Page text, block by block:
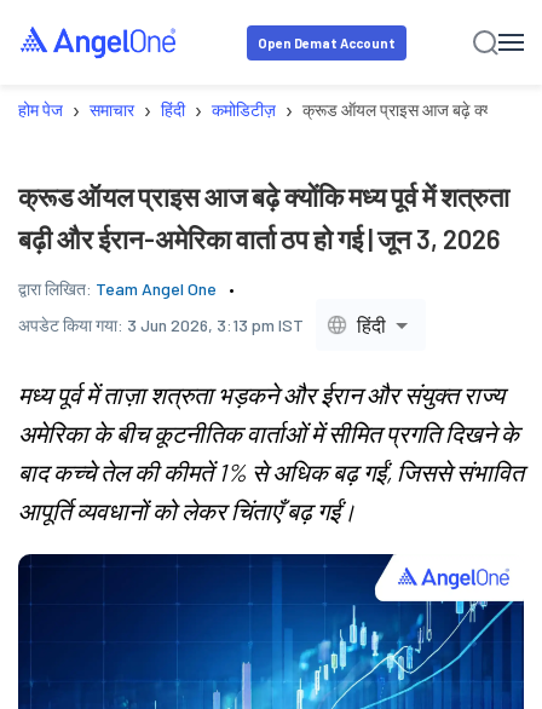
Open Demat Account
होम पेज › समाचार › हिंदी › कमोडिटीज़ › क्रूड ऑयल प्राइस आज बढ़े क्योंकि मध्य
क्रूड ऑयल प्राइस आज बढ़े क्योंकि मध्य पूर्व में शत्रुता
बढ़ी और ईरान-अमेरिका वार्ता ठप हो गई | जून 3, 2026
द्वारा लिखित: Team Angel One
अपडेट किया गया: 3 Jun 2026, 3:13 pm IST हिंदी
मध्य पूर्व में ताज़ा शत्रुता भड़कने और ईरान और संयुक्त राज्य
अमेरिका के बीच कूटनीतिक वार्ताओं में सीमित प्रगति दिखने के
बाद कच्चे तेल की कीमतें 1% से अधिक बढ़ गईं, जिससे संभावित
आपूर्ति व्यवधानों को लेकर चिंताएँ बढ़ गईं।